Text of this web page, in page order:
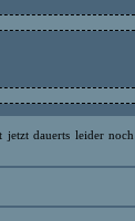
dauerts leider noch